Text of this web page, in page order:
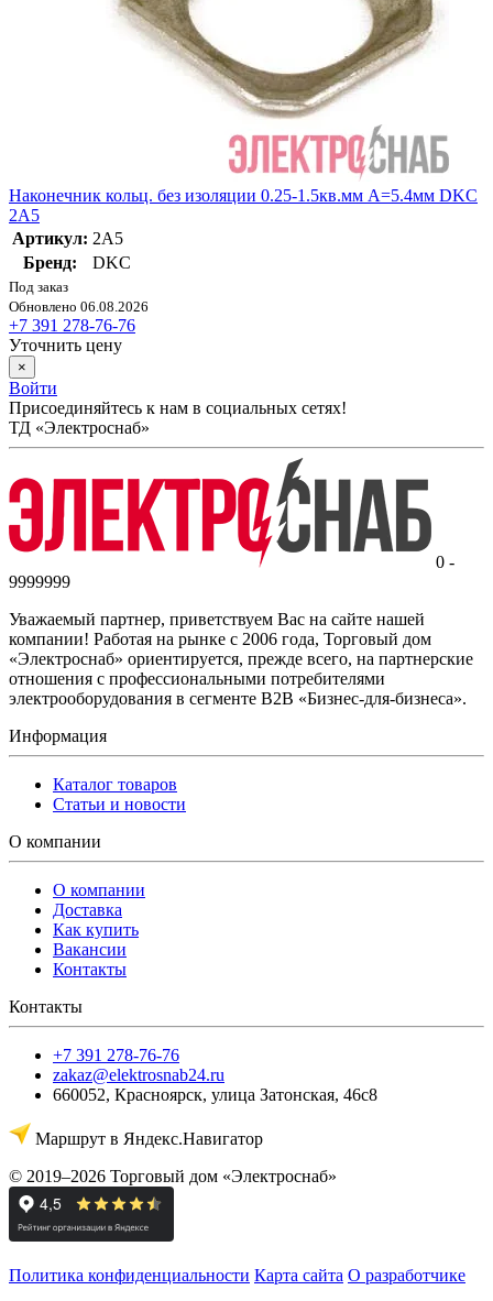
Наконечник кольц. без изоляции 0.25-1.5кв.мм A=5.4мм DKC
2A5
Артикул: 2A5
Бренд:
DKC
Под заказ
Обновлено 06.08.2026
+7 391 278-76-76
Уточнить цену
×
Войти
Присоединяйтесь к нам в социальных сетях!
ТД «Электроснаб»
0 -
9999999
Уважаемый партнер, приветствуем Вас на сайте нашей
компании! Работая на рынке с 2006 года, Торговый дом
«Электроснаб» ориентируется, прежде всего, на партнерские
отношения с профессиональными потребителями
электрооборудования в сегменте B2B «Бизнес-для-бизнеса».
Информация
Каталог товаров
Статьи и новости
О компании
О компании
Доставка
Как купить
Вакансии
Контакты
Контакты
+7 391 278-76-76
zakaz@elektrosnab24.ru
660052, Красноярск, улица Затонская, 46с8
Маршрут в Яндекс.Навигатор
© 2019–2026 Торговый дом «Электроснаб»
Политика конфиденциальности Карта сайта О разработчике